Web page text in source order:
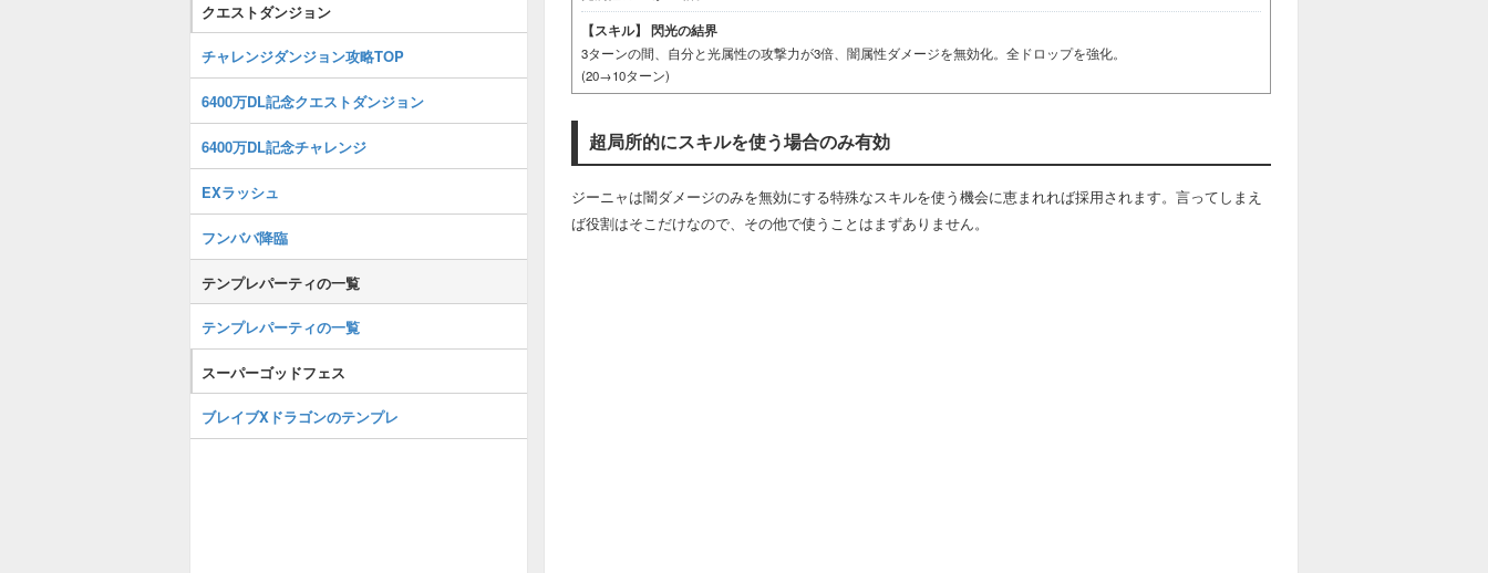
【スキル】 閃光の結界
3ターンの間、自分と光属性の攻撃力が3倍、闇属性ダメージを無効化。全ドロップを強化。
(20→10ターン)
超局所的にスキルを使う場合のみ有効
ジーニャは闇ダメージのみを無効にする特殊なスキルを使う機会に恵まれれば採用されます。言ってしまえ
ば役割はそこだけなので、その他で使うことはまずありません。
クエストダンジョン
チャレンジダンジョン攻略TOP
6400万DL記念クエストダンジョン
6400万DL記念チャレンジ
EXラッシュ
フンババ降臨
テンプレパーティの一覧
テンプレパーティの一覧
スーパーゴッドフェス
ブレイブXドラゴンのテンプレ